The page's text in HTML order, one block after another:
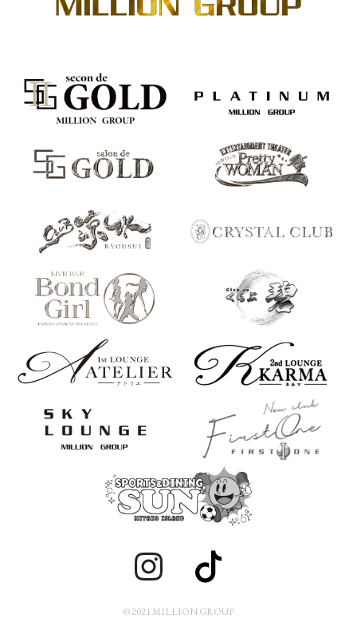
© 2021 MILLION GROUP